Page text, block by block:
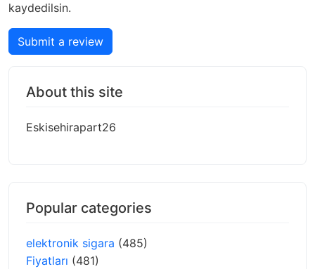
kaydedilsin.
Submit a review
About this site
Eskisehirapart26
Popular categories
elektronik sigara (485)
Fiyatları (481)